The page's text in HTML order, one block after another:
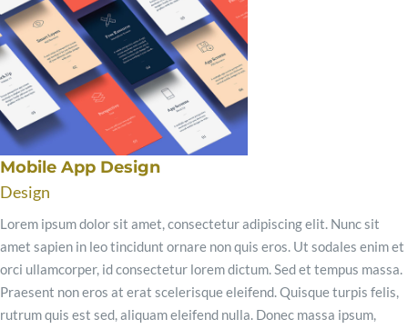
Mobile App Design
Design
Lorem ipsum dolor sit amet, consectetur adipiscing elit. Nunc sit
amet sapien in leo tincidunt ornare non quis eros. Ut sodales enim et
orci ullamcorper, id consectetur lorem dictum. Sed et tempus massa.
Praesent non eros at erat scelerisque eleifend. Quisque turpis felis,
rutrum quis est sed, aliquam eleifend nulla. Donec massa ipsum,